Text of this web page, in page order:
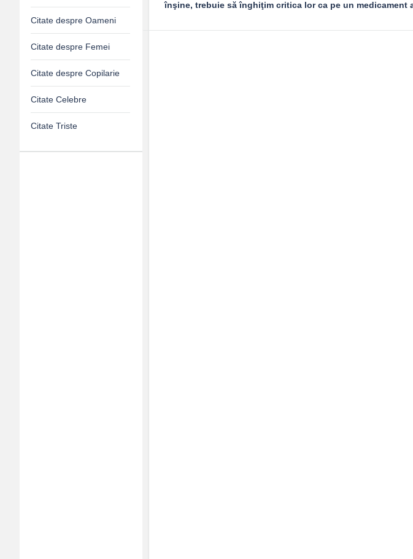
înşine, trebuie să înghiţim critica lor ca pe un medicament
Citate despre Oameni
Citate despre Femei
Citate despre Copilarie
Citate Celebre
Citate Triste